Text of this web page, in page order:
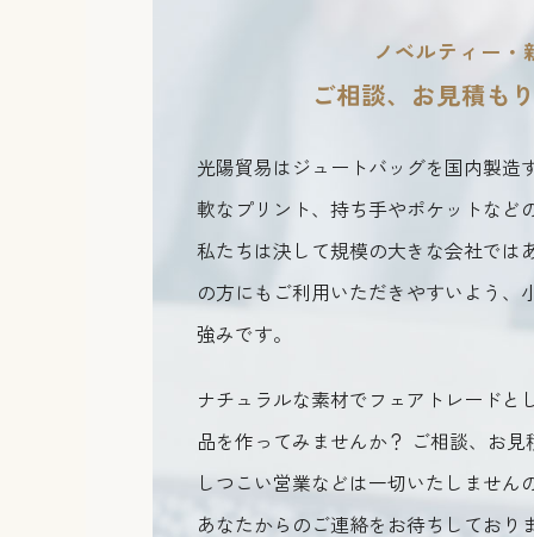
ノベルティー
ご相談、お見積も
光陽貿易はジュートバッグを国内製
軟なプリント、持ち手やポケットな
私たちは決して規模の大きな会社で
の方にもご利用いただきやすいよう
強みです。
ナチュラルな素材でフェアトレード
品を作ってみませんか？ ご相談、お見
しつこい営業などは一切いたしませ
あなたからのご連絡をお待ちしており